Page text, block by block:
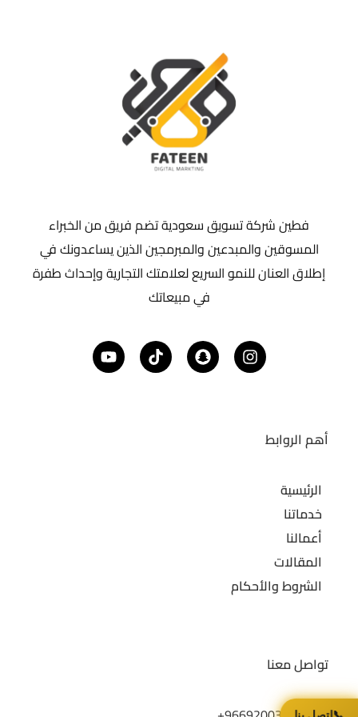
فطين شركة تسويق سعودية تضم فريق من الخبراء
المسوقين والمبدعين والمبرمجين الذين يساعدونك في
إطلاق العنان للنمو السريع لعلامتك التجارية وإحداث طفرة
في مبيعاتك
أهم الروابط
الرئيسية
خدماتنا
أعمالنا
المقالات
الشروط والأحكام
تواصل معنا